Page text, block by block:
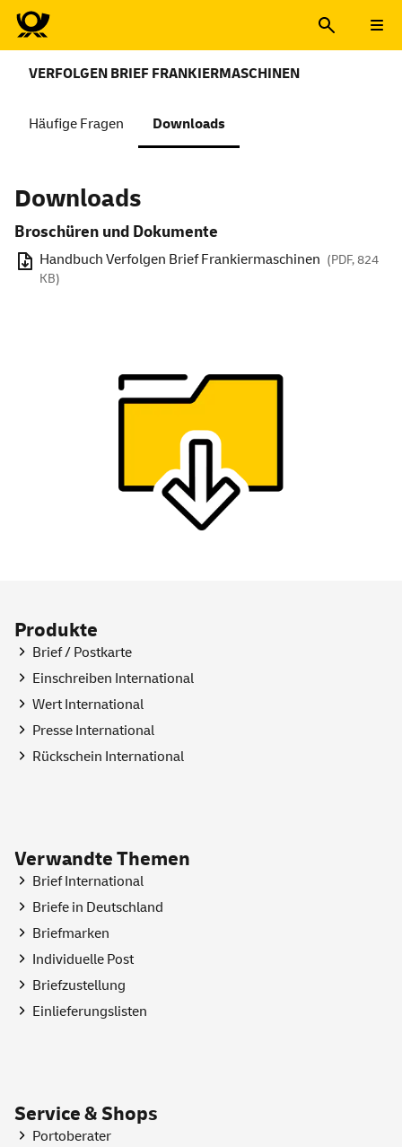
VERFOLGEN BRIEF FRANKIERMASCHINEN
Häufige Fragen Downloads
Downloads
Broschüren und Dokumente
Handbuch Verfolgen Brief Frankiermaschinen (PDF, 824
KB)
Produkte
Brief / Postkarte
Einschreiben International
Wert International
Presse International
Rückschein International
Verwandte Themen
Brief International
Briefe in Deutschland
Briefmarken
Individuelle Post
Briefzustellung
Einlieferungslisten
Service & Shops
Portoberater